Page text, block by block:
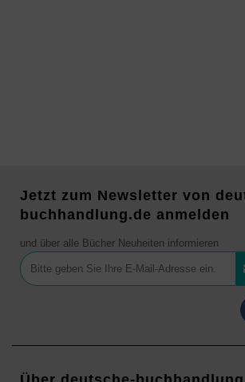
Jetzt zum Newsletter von
buchhandlung.de anmelden
und über alle Bücher Neuheiten informieren